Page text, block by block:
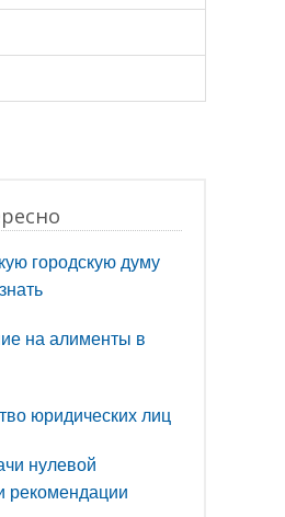
городскую думу
на алименты в
юридических лиц
нулевой
рекомендации